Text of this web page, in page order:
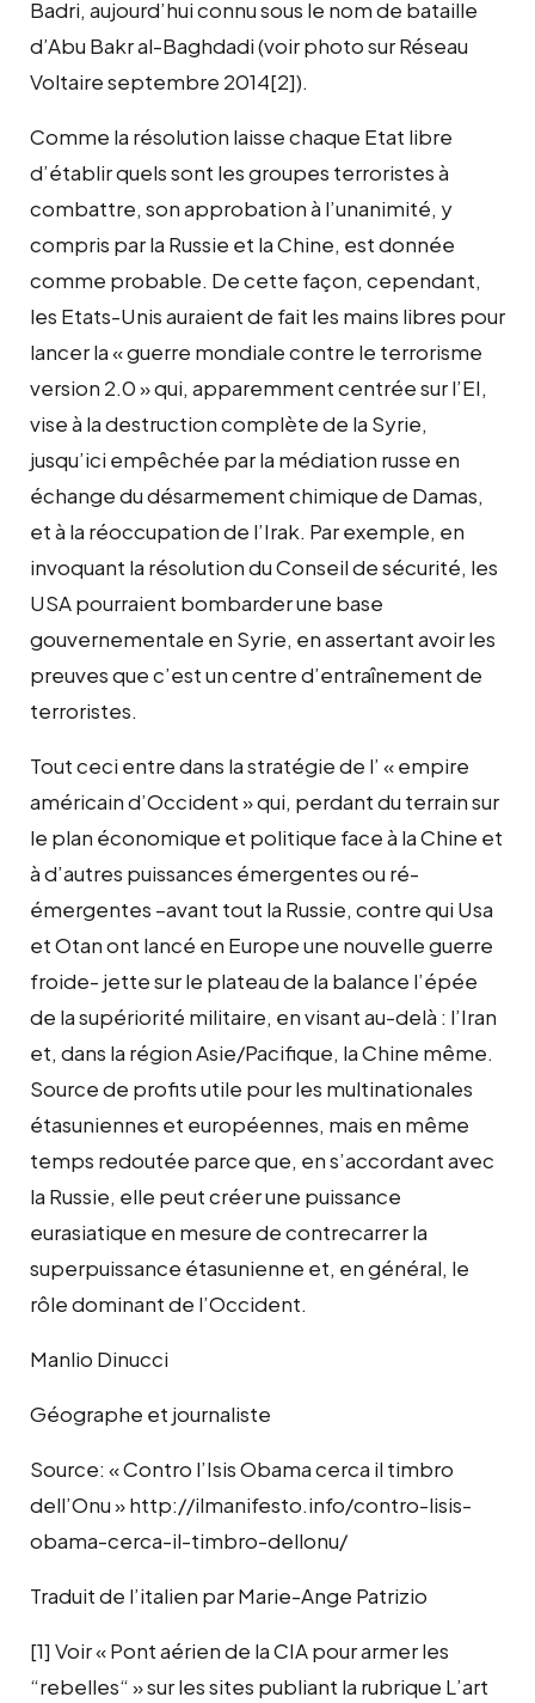
Badri, aujourd’hui connu sous le nom de bataille
d’Abu Bakr al-Baghdadi (voir photo sur Réseau
Voltaire septembre 2014[2]).
Comme la résolution laisse chaque Etat libre
d’établir quels sont les groupes terroristes à
combattre, son approbation à l’unanimité, y
compris par la Russie et la Chine, est donnée
comme probable. De cette façon, cependant,
les Etats-Unis auraient de fait les mains libres pour
lancer la « guerre mondiale contre le terrorisme
version 2.0 » qui, apparemment centrée sur l’EI,
vise à la destruction complète de la Syrie,
jusqu’ici empêchée par la médiation russe en
échange du désarmement chimique de Damas,
et à la réoccupation de l’Irak. Par exemple, en
invoquant la résolution du Conseil de sécurité, les
USA pourraient bombarder une base
gouvernementale en Syrie, en assertant avoir les
preuves que c’est un centre d’entraînement de
terroristes.
Tout ceci entre dans la stratégie de l’ « empire
américain d’Occident » qui, perdant du terrain sur
le plan économique et politique face à la Chine et
à d’autres puissances émergentes ou ré-
émergentes –avant tout la Russie, contre qui Usa
et Otan ont lancé en Europe une nouvelle guerre
froide- jette sur le plateau de la balance l’épée
de la supériorité militaire, en visant au-delà : l’Iran
et, dans la région Asie/Pacifique, la Chine même.
Source de profits utile pour les multinationales
étasuniennes et européennes, mais en même
temps redoutée parce que, en s’accordant avec
la Russie, elle peut créer une puissance
eurasiatique en mesure de contrecarrer la
superpuissance étasunienne et, en général, le
rôle dominant de l’Occident.
Manlio Dinucci
Géographe et journaliste
Source: « Contro l’Isis Obama cerca il timbro
dell’Onu » http://ilmanifesto.info/contro-lisis-
obama-cerca-il-timbro-dellonu/
Traduit de l’italien par Marie-Ange Patrizio
[1] Voir « Pont aérien de la CIA pour armer les
“rebelles“ » sur les sites publiant la rubrique L’art